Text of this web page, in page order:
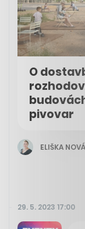
O
pivovar
ELIŠKA NOVÁ
29. 5. 2023 17:00